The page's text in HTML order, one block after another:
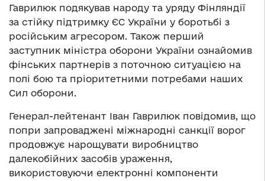
Гаврилюк подякував народу та уряду Фінляндії
за стійку підтримку ЄС України у боротьбі з
російським агресором. Також перший
заступник міністра оборони України ознайомив
фінських партнерів з поточною ситуацією на
полі бою та пріоритетними потребами наших
Сил оборони.
Генерал-лейтенант Іван Гаврилюк повідомив, що
попри запроваджені міжнародні санкції ворог
продовжує нарощувати виробництво
далекобійних засобів ураження,
використовуючи електронні компоненти